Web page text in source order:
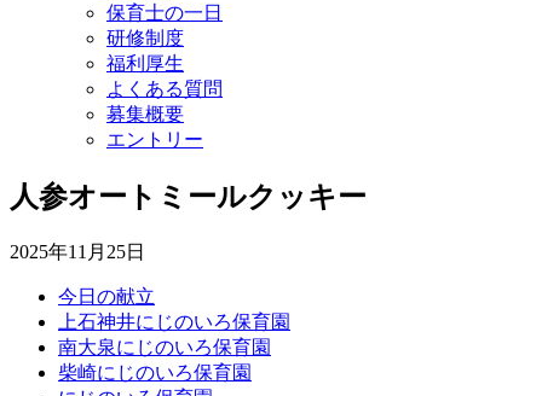
保育士の一日
研修制度
福利厚生
よくある質問
募集概要
エントリー
人参オートミールクッキー
2025年11月25日
今日の献立
上石神井にじのいろ保育園
南大泉にじのいろ保育園
柴崎にじのいろ保育園